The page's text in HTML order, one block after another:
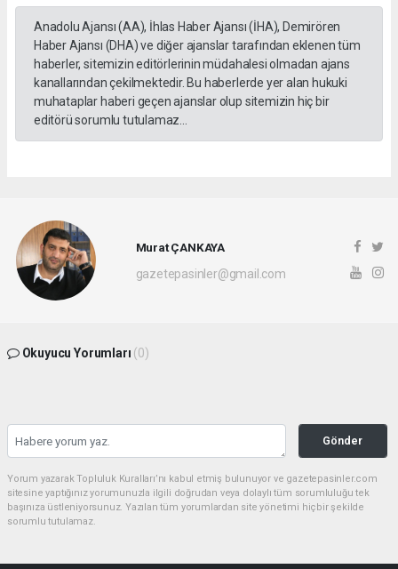
Anadolu Ajansı (AA), İhlas Haber Ajansı (İHA), Demirören
Haber Ajansı (DHA) ve diğer ajanslar tarafından eklenen tüm
haberler, sitemizin editörlerinin müdahalesi olmadan ajans
kanallarından çekilmektedir. Bu haberlerde yer alan hukuki
muhataplar haberi geçen ajanslar olup sitemizin hiç bir
editörü sorumlu tutulamaz...
Murat ÇANKAYA
gazetepasinler@gmail.com
Okuyucu Yorumları (0)
Gönder
Yorum yazarak Topluluk Kuralları’nı kabul etmiş bulunuyor ve gazetepasinler.com
sitesine yaptığınız yorumunuzla ilgili doğrudan veya dolaylı tüm sorumluluğu tek
başınıza üstleniyorsunuz. Yazılan tüm yorumlardan site yönetimi hiçbir şekilde
sorumlu tutulamaz.